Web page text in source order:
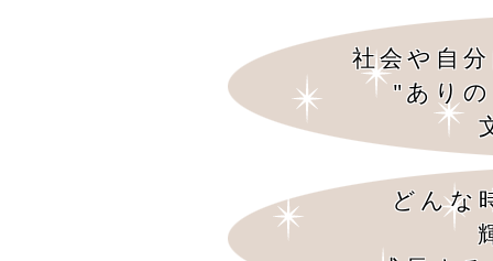
社会や自
"あり
どんな